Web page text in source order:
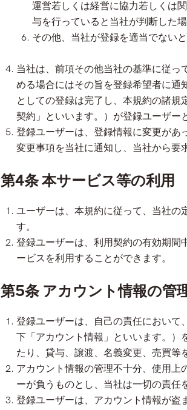
運営若しくは経営に協力若しくは
与を行っていると当社が判断した
その他、当社が登録を適当でない
当社は、前項その他当社の基準に従
める場合にはその旨を登録希望者に通
としての登録は完了し、本規約の諸
契約」といいます。）が登録ユーザー
登録ユーザーは、登録情報に変更があ
変更事項を当社に通知し、当社から要
第4条 本サービス等の利用
ユーザーは、本規約に従って、当社の
す。
登録ユーザーは、利用契約の有効期間
ービスを利用することができます。
第5条 アカウント情報の管
登録ユーザーは、自己の責任において
下「アカウント情報」といいます。）
たり、貸与、譲渡、名義変更、売買等
アカウント情報の管理不十分、使用
ーが負うものとし、当社は一切の責任
登録ユーザーは、アカウント情報が盗